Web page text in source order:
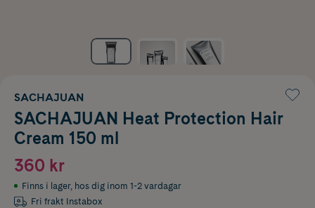
SACHAJUAN
SACHAJUAN Heat Protection Hair
Cream 150 ml
360 kr
Finns i lager, hos dig inom 1-2 vardagar
Fri frakt Instabox